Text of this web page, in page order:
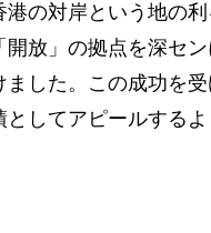
の対岸という地の
開放」の拠点を深セ
した。この成功を
してアピールするよ